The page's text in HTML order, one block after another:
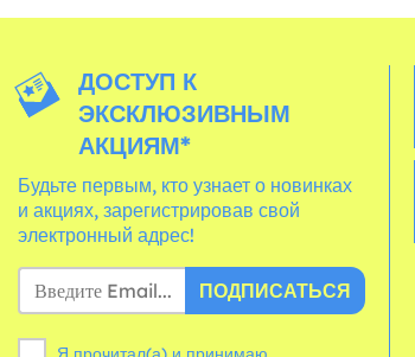
ДОСТУП К
ЭКСКЛЮЗИВНЫМ
АКЦИЯМ*
Будьте первым, кто узнает о новинках
и акциях, зарегистрировав свой
электронный адрес!
ПОДПИСАТЬСЯ